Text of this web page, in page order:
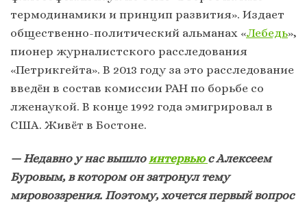
термодинамики и принцип развития». Издает
общественно-политический альманах «Лебедь»,
пионер журналистского расследования
«Петрикгейта». В 2013 году за это расследование
введён в состав комиссии РАН по борьбе со
лженаукой. В конце 1992 года эмигрировал в
США. Живёт в Бостоне.
— Недавно у нас вышлоинтервьюс Алексеем
Буровым, в котором он затронул тему
мировоззрения. Поэтому, хочется первый вопрос